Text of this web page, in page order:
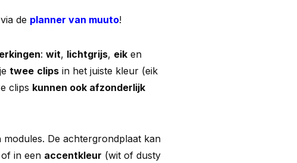
de planner van muuto!
: wit, lichtgrijs, eik en
twee clips in het juiste kleur (eik
clips kunnen ook afzonderlijk
modules. De achtergrondplaat kan
in een accentkleur (wit of dusty